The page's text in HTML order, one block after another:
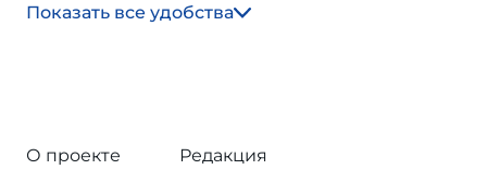
Показать все удобства
О проекте
Редакция